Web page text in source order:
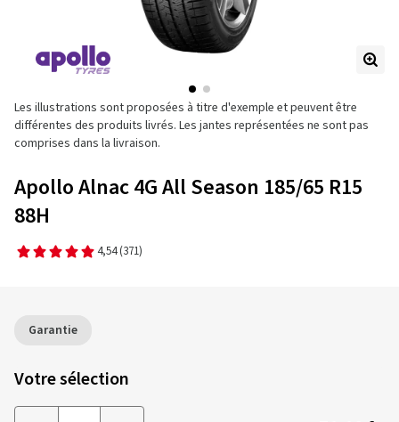
Les illustrations sont proposées à titre d'exemple et peuvent être
différentes des produits livrés. Les jantes représentées ne sont pas
comprises dans la livraison.
Apollo Alnac 4G All Season 185/65 R15
88H
4,54 (371)
Garantie
Votre sélection